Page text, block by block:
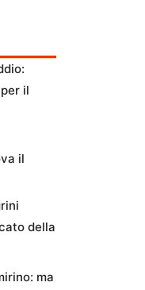
il
il
della
ma